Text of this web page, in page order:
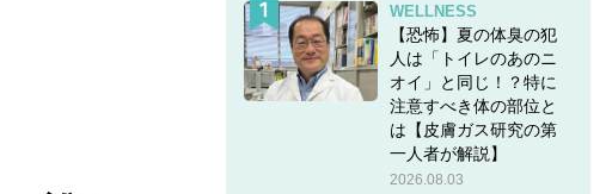
WELLNESS
【恐怖】夏の体臭の犯
人は「トイレのあのニ
オイ」と同じ！？特に
注意すべき体の部位と
は【皮膚ガス研究の第
一人者が解説】
2026.08.03